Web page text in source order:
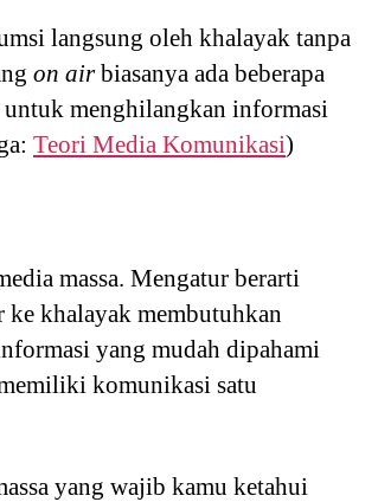
langsung oleh khalayak tanpa
on airbiasanya ada beberapa
menghilangkan informasi
Teori Media Komunikasi)
massa. Mengatur berarti
ke khalayak membutuhkan
yang mudah dipahami
komunikasi satu
yang wajib kamu ketahui